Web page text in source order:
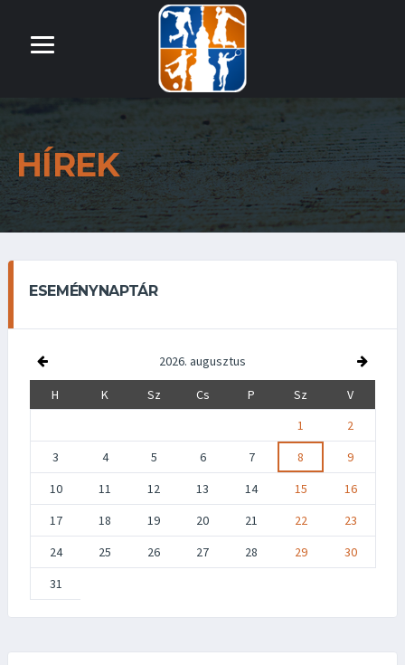
HÍREK
ESEMÉNYNAPTÁR
2026. augusztus
H K Sz Cs P Sz
V
1
2
3
4 5 6 7 8
9
10
11 12 13 14 15
16
17
18 19 20 21 22
23
24
25 26 27 28 29
30
31